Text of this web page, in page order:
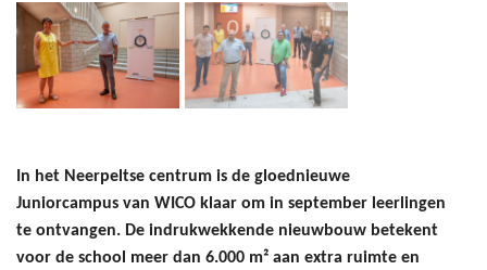
In het Neerpeltse centrum is de gloednieuwe
Juniorcampus van WICO klaar om in september leerlingen
te ontvangen. De indrukwekkende nieuwbouw betekent
voor de school meer dan 6.000 m² aan extra ruimte en